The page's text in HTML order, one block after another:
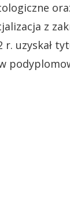
z
r. uzyskał